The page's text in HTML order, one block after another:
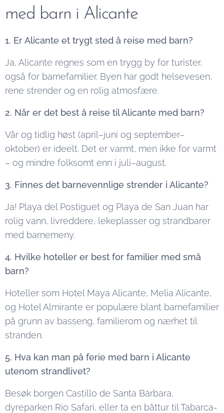
med barn i Alicante
1. Er Alicante et trygt sted å reise med barn?
Ja, Alicante regnes som en trygg by for turister,
også for barnefamilier. Byen har godt helsevesen,
rene strender og en rolig atmosfære.
2. Når er det best å reise til Alicante med barn?
Vår og tidlig høst (april–juni og september–
oktober) er ideelt. Det er varmt, men ikke for varmt
– og mindre folksomt enn i juli–august.
3. Finnes det barnevennlige strender i Alicante?
Ja! Playa del Postiguet og Playa de San Juan har
rolig vann, livreddere, lekeplasser og strandbarer
med barnemeny.
4. Hvilke hoteller er best for familier med små
barn?
Hoteller som Hotel Maya Alicante, Melia Alicante,
og Hotel Almirante er populære blant barnefamilier
på grunn av basseng, familierom og nærhet til
stranden.
5. Hva kan man på ferie med barn i Alicante
utenom strandlivet?
Besøk borgen Castillo de Santa Bárbara,
dyreparken Rio Safari, eller ta en båttur til Tabarca-